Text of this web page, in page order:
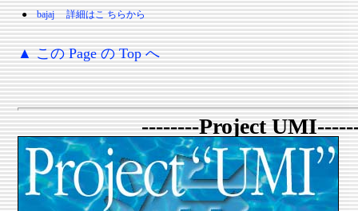
● bajaj 詳細はこ ちらから
▲ この Page の Top へ
--------Project